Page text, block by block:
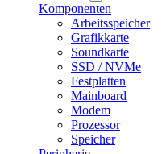
Komponenten
Arbeitsspeicher
Grafikkarte
Soundkarte
SSD / NVMe
Festplatten
Mainboard
Modem
Prozessor
Speicher